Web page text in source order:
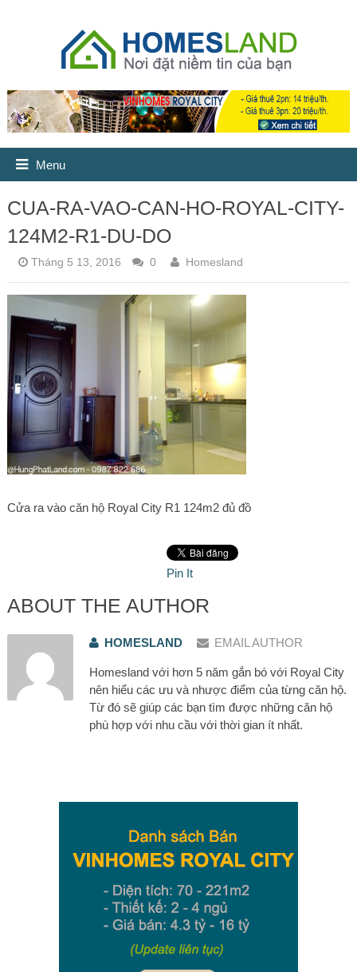
Menu
CUA-RA-VAO-CAN-HO-ROYAL-CITY-
124M2-R1-DU-DO
Tháng 5 13, 2016 0 Homesland
Cửa ra vào căn hộ Royal City R1 124m2 đủ đồ
Pin It
ABOUT THE AUTHOR
HOMESLAND EMAIL AUTHOR
Homesland với hơn 5 năm gắn bó với Royal City
nên hiểu các ưu và nhược điểm của từng căn hộ.
Từ đó sẽ giúp các bạn tìm được những căn hộ
phù hợp với nhu cầu với thời gian ít nhất.